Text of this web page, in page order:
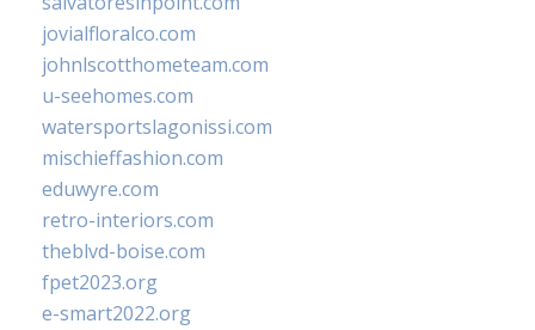
jovialfloralco.com
johnlscotthometeam.com
u-seehomes.com
watersportslagonissi.com
mischieffashion.com
eduwyre.com
retro-interiors.com
theblvd-boise.com
fpet2023.org
e-smart2022.org